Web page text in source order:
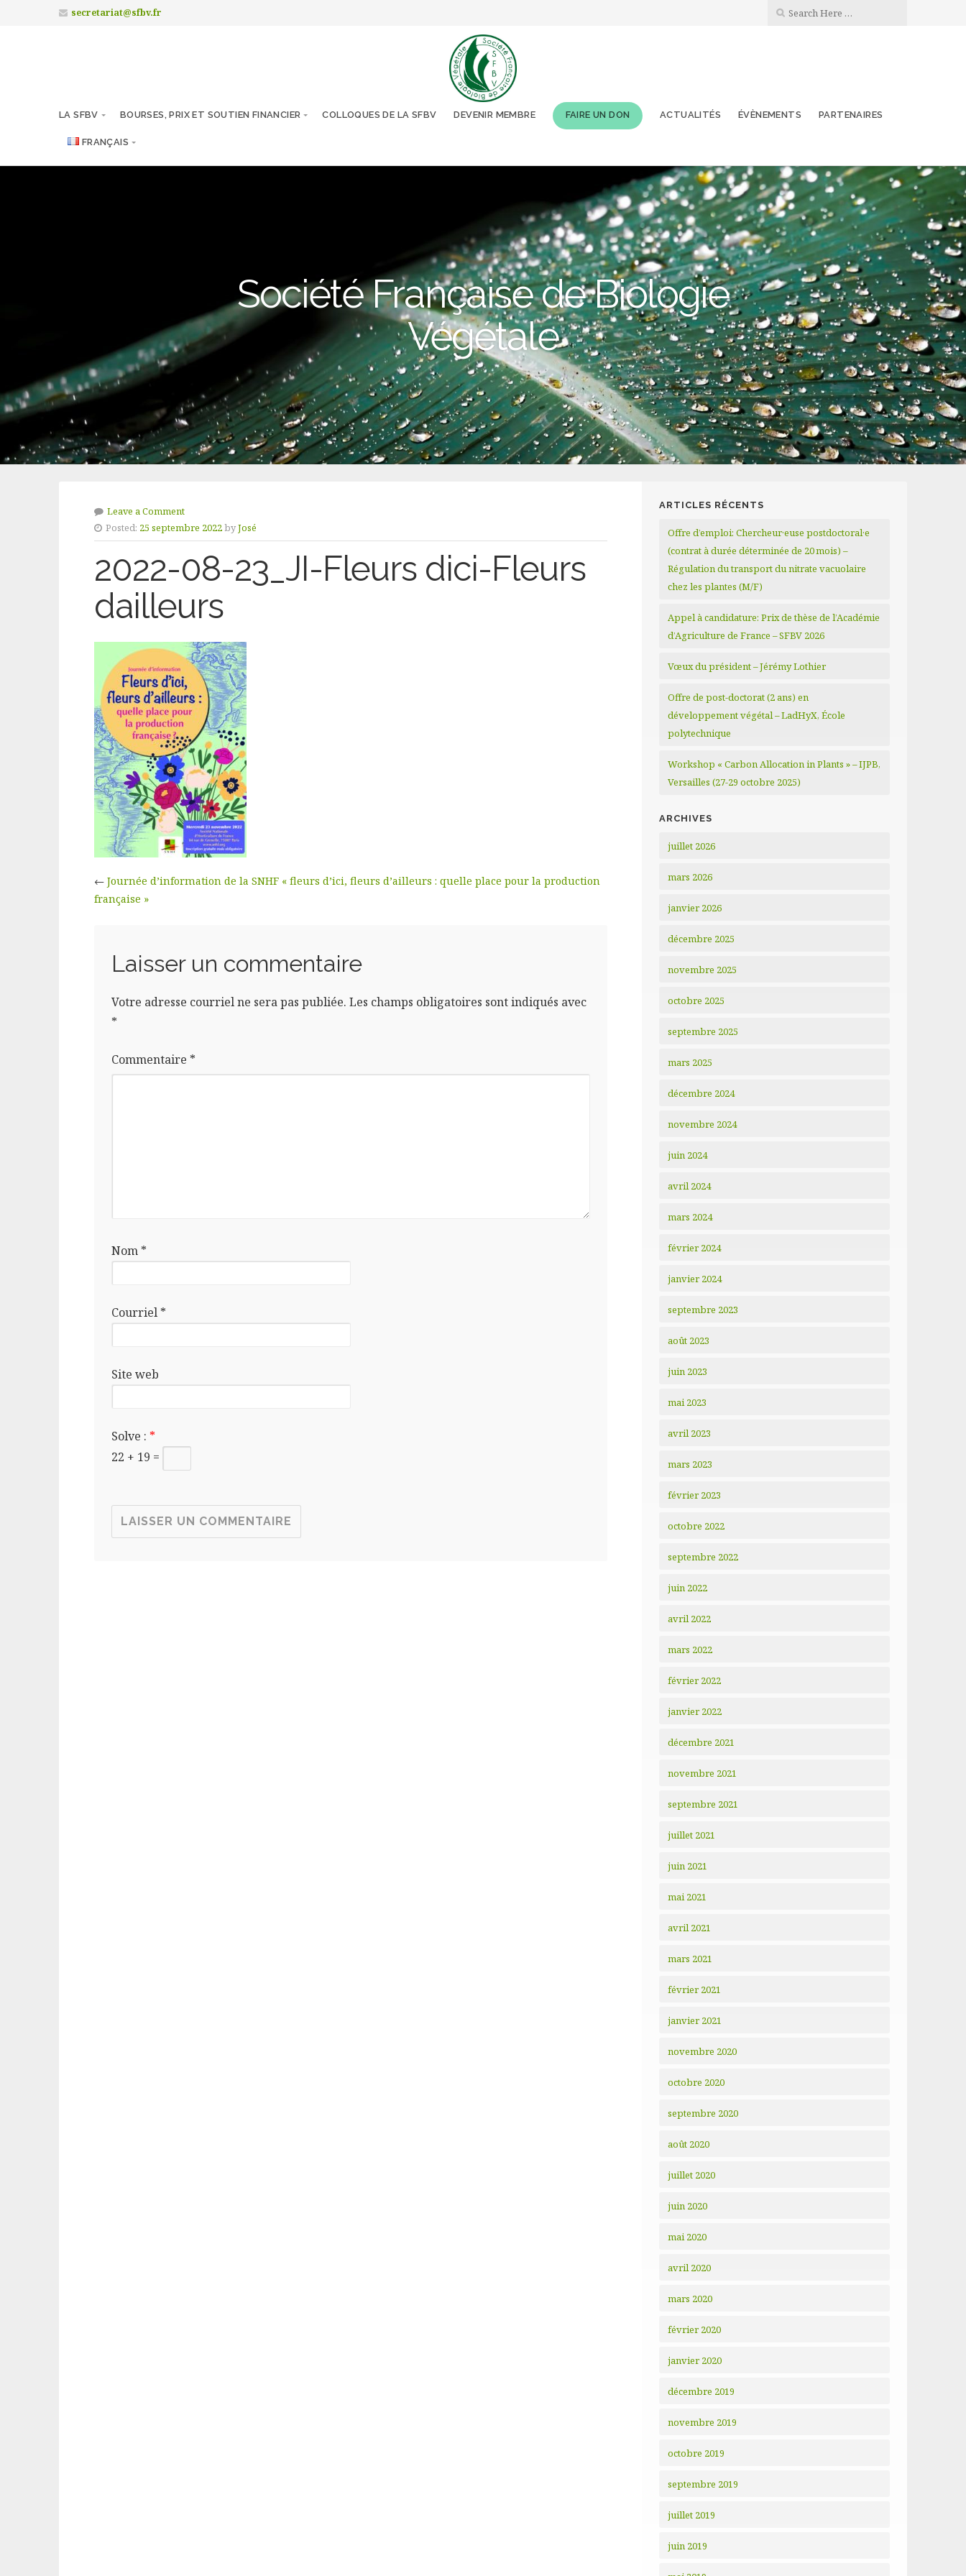
secretariat@sfbv.fr
LA SFBV BOURSES, PRIX ET SOUTIEN FINANCIER COLLOQUES DE LA SFBV DEVENIR MEMBRE FAIRE UN DON ACTUALITÉS ÉVÈNEMENTS PARTENAIRES
FRANÇAIS
Société Française de Biologie
Végétale
Leave a Comment
Posted: 25 septembre 2022byJosé
2022-08-23_JI-Fleurs dici-Fleurs
dailleurs
← Journée d’information de la SNHF « fleurs d’ici, fleurs d’ailleurs : quelle place pour la production
française »
Laisser un commentaire
Votre adresse courriel ne sera pas publiée. Les champs obligatoires sont indiqués avec
*
Commentaire *
Nom *
Courriel *
Site web
Solve : *
22 + 19 =
ARTICLES RÉCENTS
Offre d’emploi: Chercheur·euse postdoctoral·e
(contrat à durée déterminée de 20 mois) –
Régulation du transport du nitrate vacuolaire
chez les plantes (M/F)
Appel à candidature: Prix de thèse de l’Académie
d’Agriculture de France – SFBV 2026
Vœux du président – Jérémy Lothier
Offre de post-doctorat (2 ans) en
développement végétal – LadHyX, École
polytechnique
Workshop « Carbon Allocation in Plants » – IJPB,
Versailles (27-29 octobre 2025)
ARCHIVES
juillet 2026
mars 2026
janvier 2026
décembre 2025
novembre 2025
octobre 2025
septembre 2025
mars 2025
décembre 2024
novembre 2024
juin 2024
avril 2024
mars 2024
février 2024
janvier 2024
septembre 2023
août 2023
juin 2023
mai 2023
avril 2023
mars 2023
février 2023
octobre 2022
septembre 2022
juin 2022
avril 2022
mars 2022
février 2022
janvier 2022
décembre 2021
novembre 2021
septembre 2021
juillet 2021
juin 2021
mai 2021
avril 2021
mars 2021
février 2021
janvier 2021
novembre 2020
octobre 2020
septembre 2020
août 2020
juillet 2020
juin 2020
mai 2020
avril 2020
mars 2020
février 2020
janvier 2020
décembre 2019
novembre 2019
octobre 2019
septembre 2019
juillet 2019
juin 2019